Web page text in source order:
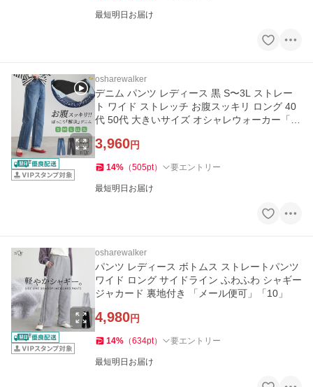
最短明日お届け
osharewalker
デニム パンツ レディース 黒 S〜3L ストレー
ト ワイド ストレッチ お腹スッキリ ロング 40
代 50代 大きいサイズ オシャレウォーカー「メ
3,960円
14% （505pt） 要エントリー
最短明日お届け
osharewalker
パンツ レディース ボトムス ストレートパンツ
ワイド ロング サイドライン ふわふわ シャギー
ジャカード 裏地付き 「メール便可」「10」
4,980円
14% （634pt） 要エントリー
最短明日お届け